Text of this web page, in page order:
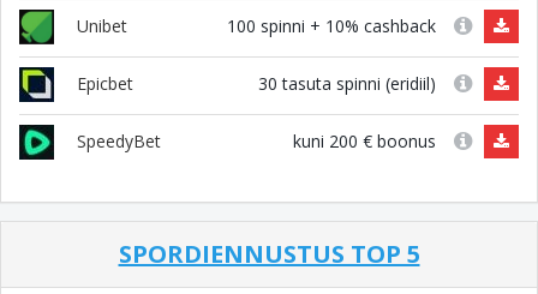
Unibet 100 spinni + 10% cashback
Epicbet 30 tasuta spinni (eridiil)
SpeedyBet kuni 200 € boonus
SPORDIENNUSTUS TOP 5